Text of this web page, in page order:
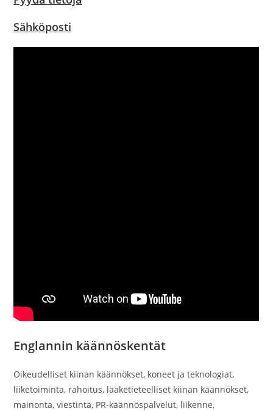
Sähköposti
Englannin käännöskentät
Oikeudelliset kiinan käännökset, koneet ja teknologiat,
liiketoiminta, rahoitus, lääketieteelliset kiinan käännökset,
mainonta, viestintä, PR-käännöspalvelut, liikenne,